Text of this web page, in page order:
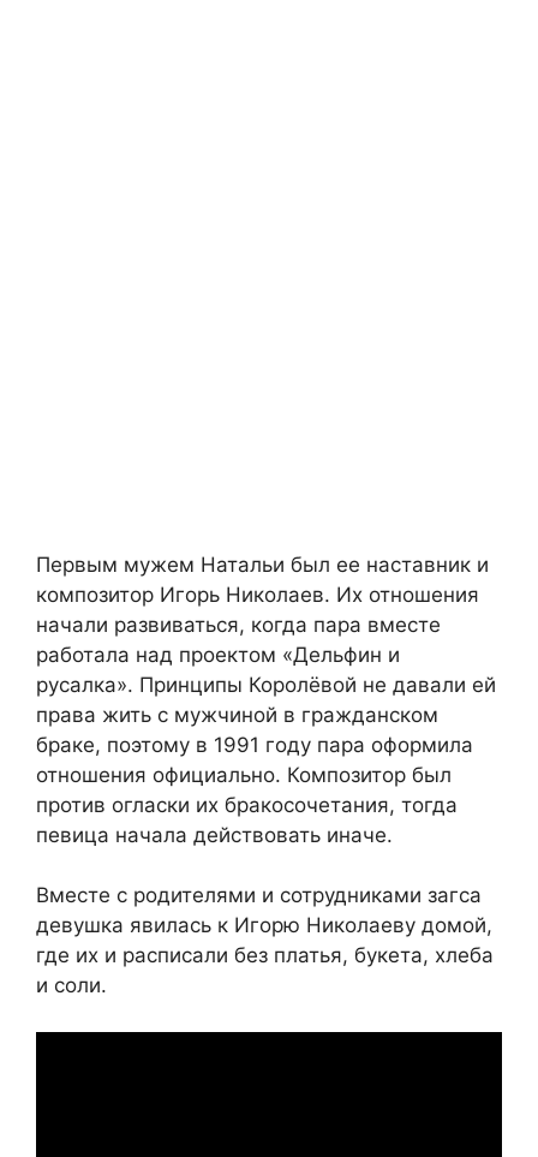
Первым мужем Натальи был ее наставник и
композитор Игорь Николаев. Их отношения
начали развиваться, когда пара вместе
работала над проектом «Дельфин и
русалка». Принципы Королёвой не давали ей
права жить с мужчиной в гражданском
браке, поэтому в 1991 году пара оформила
отношения официально. Композитор был
против огласки их бракосочетания, тогда
певица начала действовать иначе.
Вместе с родителями и сотрудниками загса
девушка явилась к Игорю Николаеву домой,
где их и расписали без платья, букета, хлеба
и соли.